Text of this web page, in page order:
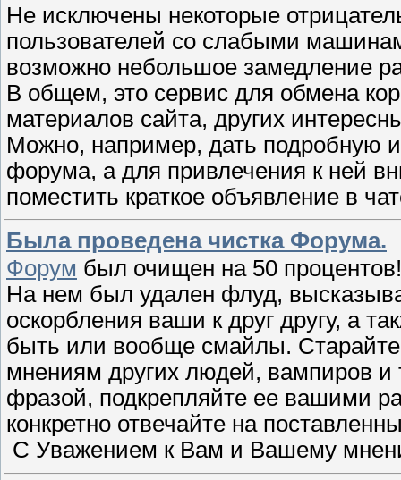
Не исключены некоторые
пользователей со слабыми
возможно небольшое замедление
В общем, это сервис для обмена
материалов сайта, других
Можно, например, дать подробную
форума, а для привлечения к ней
поместить краткое объявление в
Была проведена чистка Форума.
Форум был очищен на 50
На нем был удален флуд,
оскорбления ваши к друг другу, а
быть или вообще смайлы.
мнениям других людей, вампиров
фразой, подкрепляйте ее вашими
конкретно отвечайте на
С Уважением к Вам и Вашему